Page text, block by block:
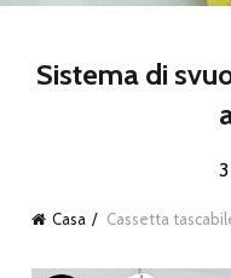
Sistema di
Casa Cassetta